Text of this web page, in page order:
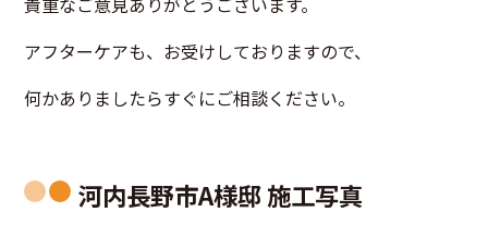
アフターケアも、お受けしておりますので、
何かありましたらすぐにご相談ください。
河内長野市A様邸 施工写真